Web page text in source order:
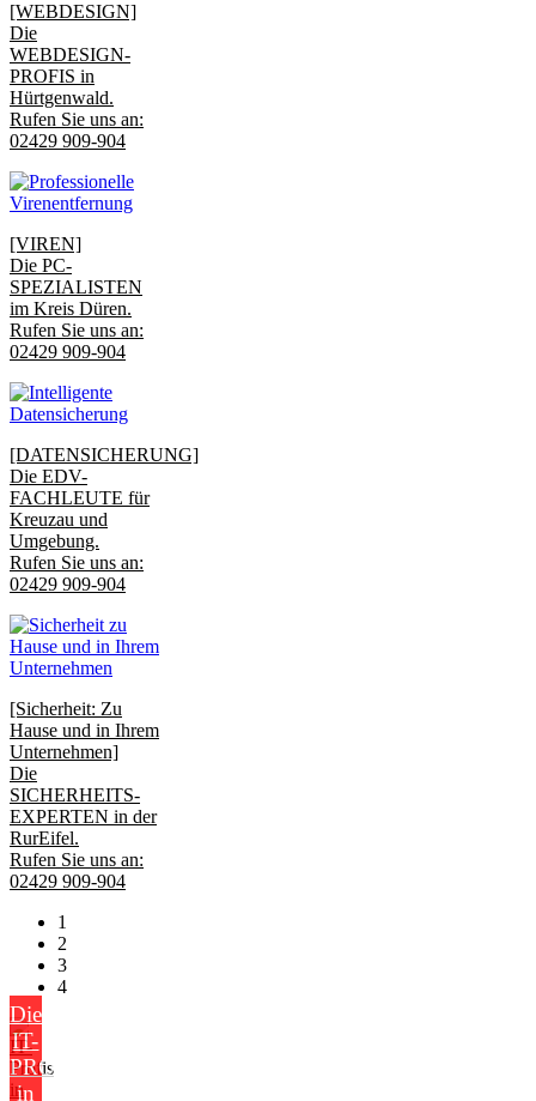
[WEBDESIGN]
Die
WEBDESIGN-
PROFIS in
Hürtgenwald.
Rufen Sie uns an:
02429 909-904
[VIREN]
Die PC-
SPEZIALISTEN
im Kreis Düren.
Rufen Sie uns an:
02429 909-904
[DATENSICHERUNG]
Die EDV-
FACHLEUTE für
Kreuzau und
Umgebung.
Rufen Sie uns an:
02429 909-904
[Sicherheit: Zu
Hause und in Ihrem
Unternehmen]
Die
SICHERHEITS-
EXPERTEN in der
RurEifel.
Rufen Sie uns an:
02429 909-904
1
2
3
4
Die
IT-
PROFIS
in